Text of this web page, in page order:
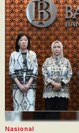
Nasional